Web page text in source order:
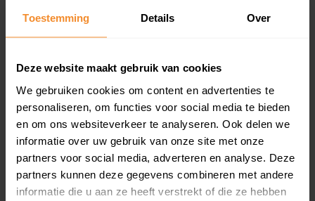
Toestemming Details Over
Deze website maakt gebruik van cookies
We gebruiken cookies om content en advertenties te
personaliseren, om functies voor social media te bieden
en om ons websiteverkeer te analyseren. Ook delen we
informatie over uw gebruik van onze site met onze
partners voor social media, adverteren en analyse. Deze
partners kunnen deze gegevens combineren met andere
informatie die u aan ze heeft verstrekt of die ze hebben
Een overzicht van alle verkochte woningen (koopsom
en koopdatum) binnen een postcodegebied. Dit
Bekijk product
Direct leverbaar